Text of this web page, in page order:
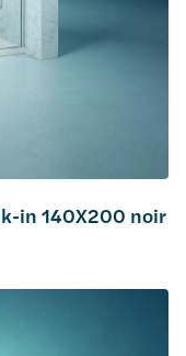
in 140X200 noir